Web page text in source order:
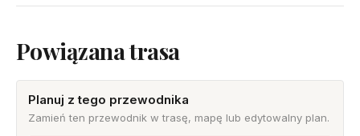
Powiązana trasa
Planuj z tego przewodnika
Zamień ten przewodnik w trasę, mapę lub edytowalny plan.